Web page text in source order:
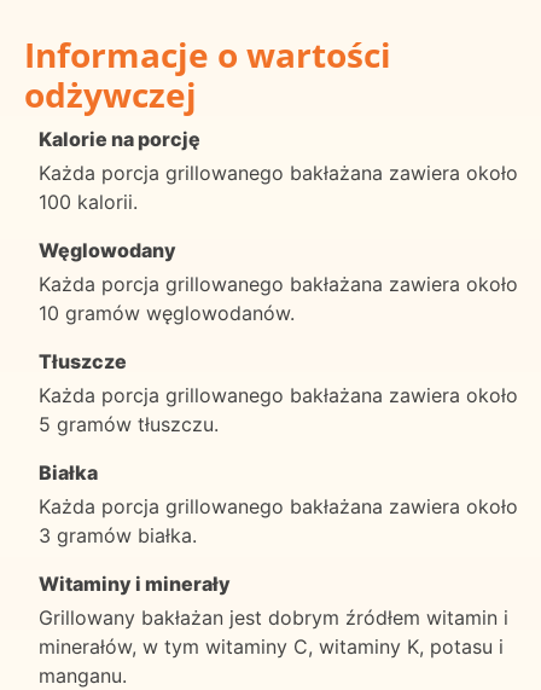
Informacje o wartości
odżywczej
Kalorie na porcję
Każda porcja grillowanego bakłażana zawiera około
100 kalorii.
Węglowodany
Każda porcja grillowanego bakłażana zawiera około
10 gramów węglowodanów.
Tłuszcze
Każda porcja grillowanego bakłażana zawiera około
5 gramów tłuszczu.
Białka
Każda porcja grillowanego bakłażana zawiera około
3 gramów białka.
Witaminy i minerały
Grillowany bakłażan jest dobrym źródłem witamin i
minerałów, w tym witaminy C, witaminy K, potasu i
manganu.